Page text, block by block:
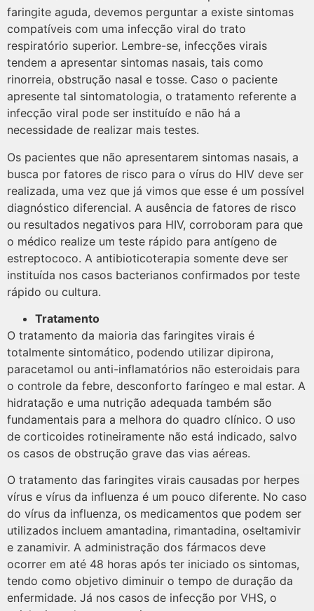
faringite aguda, devemos perguntar a existe sintomas
compatíveis com uma infecção viral do trato
respiratório superior. Lembre-se, infecções virais
tendem a apresentar sintomas nasais, tais como
rinorreia, obstrução nasal e tosse. Caso o paciente
apresente tal sintomatologia, o tratamento referente a
infecção viral pode ser instituído e não há a
necessidade de realizar mais testes.
Os pacientes que não apresentarem sintomas nasais, a
busca por fatores de risco para o vírus do HIV deve ser
realizada, uma vez que já vimos que esse é um possível
diagnóstico diferencial. A ausência de fatores de risco
ou resultados negativos para HIV, corroboram para que
o médico realize um teste rápido para antígeno de
estreptococo. A antibioticoterapia somente deve ser
instituída nos casos bacterianos confirmados por teste
rápido ou cultura.
Tratamento
O tratamento da maioria das faringites virais é
totalmente sintomático, podendo utilizar dipirona,
paracetamol ou anti-inflamatórios não esteroidais para
o controle da febre, desconforto faríngeo e mal estar. A
hidratação e uma nutrição adequada também são
fundamentais para a melhora do quadro clínico. O uso
de corticoides rotineiramente não está indicado, salvo
os casos de obstrução grave das vias aéreas.
O tratamento das faringites virais causadas por herpes
vírus e vírus da influenza é um pouco diferente. No caso
do vírus da influenza, os medicamentos que podem ser
utilizados incluem amantadina, rimantadina, oseltamivir
e zanamivir. A administração dos fármacos deve
ocorrer em até 48 horas após ter iniciado os sintomas,
tendo como objetivo diminuir o tempo de duração da
enfermidade. Já nos casos de infecção por VHS, o